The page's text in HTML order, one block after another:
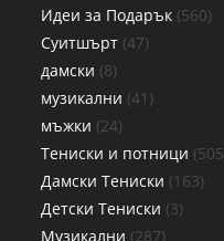
Идеи за Подарък 560
Суитшърт 47
дамски 8
музикални 41
мъжки 24
Тениски и потници 505
Дамски Тениски 163
Детски Тениски 3
Музикални 287